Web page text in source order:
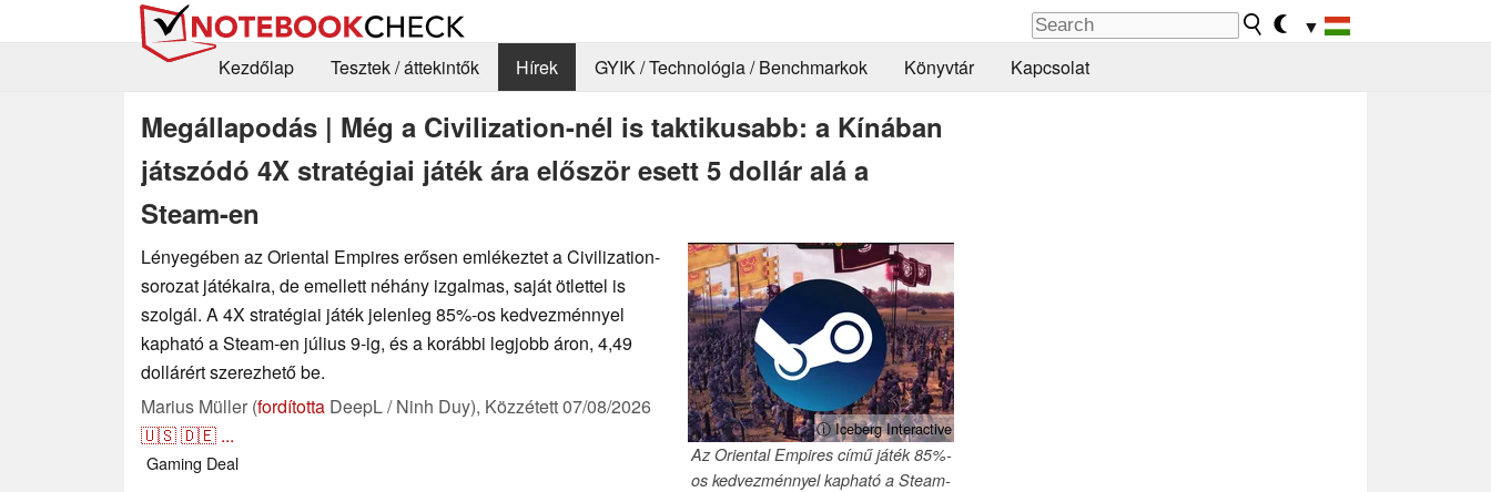
▼
Kezdőlap
Tesztek / áttekintők Hírek GYIK / Technológia / Benchmarkok Könyvtár Kapcsolat
Megállapodás | Még a Civilization-nél is taktikusabb: a Kínában
játszódó 4X stratégiai játék ára először esett 5 dollár alá a
Steam-en
ⓘ Iceberg Interactive
Az Oriental Empires című játék 85%-
os kedvezménnyel kapható a Steam-
Lényegében az Oriental Empires erősen emlékeztet a Civilization-
sorozat játékaira, de emellett néhány izgalmas, saját ötlettel is
szolgál. A 4X stratégiai játék jelenleg 85%-os kedvezménnyel
kapható a Steam-en július 9-ig, és a korábbi legjobb áron, 4,49
dollárért szerezhető be.
Marius Müller (fordította DeepL / Ninh Duy), Közzétett07/08/2026
🇺🇸🇩🇪 ...
Gaming Deal